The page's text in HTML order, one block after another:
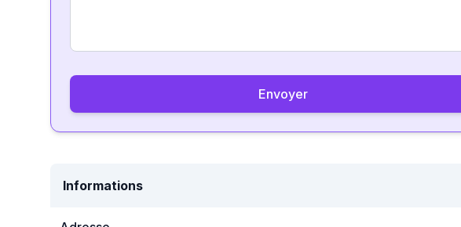
Envoyer
Informations